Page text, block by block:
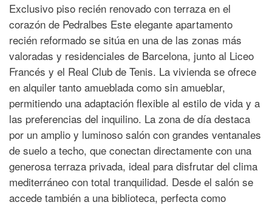
Exclusivo piso recién renovado con terraza en el
corazón de Pedralbes Este elegante apartamento
recién reformado se sitúa en una de las zonas más
valoradas y residenciales de Barcelona, junto al Liceo
Francés y el Real Club de Tenis. La vivienda se ofrece
en alquiler tanto amueblada como sin amueblar,
permitiendo una adaptación flexible al estilo de vida y a
las preferencias del inquilino. La zona de día destaca
por un amplio y luminoso salón con grandes ventanales
de suelo a techo, que conectan directamente con una
generosa terraza privada, ideal para disfrutar del clima
mediterráneo con total tranquilidad. Desde el salón se
accede también a una biblioteca, perfecta como